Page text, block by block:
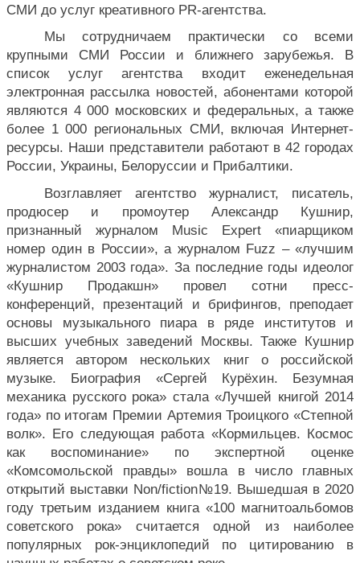
СМИ до услуг креативного PR-агентства.
Мы сотрудничаем практически со всеми
крупными СМИ России и ближнего зарубежья. В
список услуг агентства входит еженедельная
электронная рассылка новостей, абонентами которой
являются 4 000 московских и федеральных, а также
более 1 000 региональных СМИ, включая Интернет-
ресурсы. Наши представители работают в 42 городах
России, Украины, Белоруссии и Прибалтики.
Возглавляет агентство журналист, писатель,
продюсер и промоутер Александр Кушнир,
признанный журналом Music Expert «пиарщиком
номер один в России», а журналом Fuzz – «лучшим
журналистом 2003 года». За последние годы идеолог
«Кушнир Продакшн» провел сотни пресс-
конференций, презентаций и брифингов, преподает
основы музыкального пиара в ряде институтов и
высших учебных заведений Москвы. Также Кушнир
является автором нескольких книг о российской
музыке. Биография «Сергей Курёхин. Безумная
механика русского рока» стала «Лучшей книгой 2014
года» по итогам Премии Артемия Троицкого «Степной
волк». Его следующая работа «Кормильцев. Космос
как воспоминание» по экспертной оценке
«Комсомольской правды» вошла в число главных
открытий выставки Non/fiction№19. Вышедшая в 2020
году третьим изданием книга «100 магнитоальбомов
советского рока» считается одной из наиболее
популярных рок-энциклопедий по цитированию в